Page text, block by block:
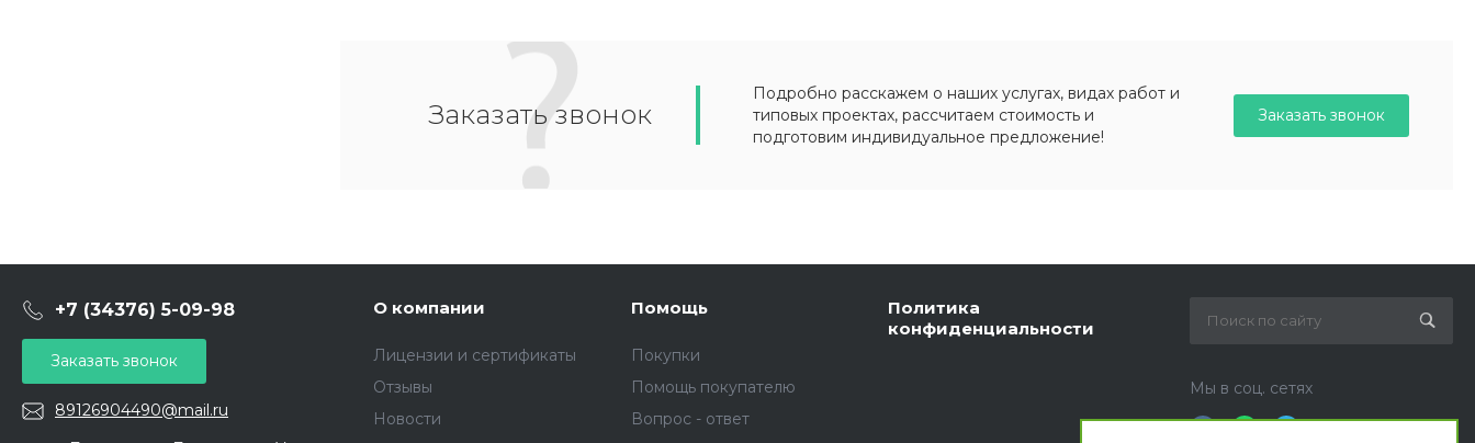
Заказать звонок
Подробно расскажем о наших услугах, видах работ и
типовых проектах, рассчитаем стоимость и
подготовим индивидуальное предложение!
Заказать звонок
+7 (34376) 5-09-98
Заказать звонок
89126904490@mail.ru
О компании
Лицензии и сертификаты
Отзывы
Новости
Помощь
Покупки
Помощь покупателю
Вопрос - ответ
Политика
конфиденциальности
Мы в соц. сетях